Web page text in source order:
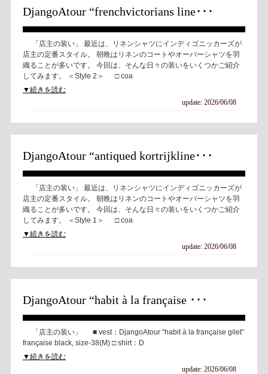
DjangoAtour “frenchvictorians line･･･
「店主の装い」 最近は、リネンシャツにインディゴニッカーズが
店主の定番スタイル。 朝晩はリネンのコートやオーバーシャツを羽
織ることが多いです。 今回は、そんな日々の装いをいくつかご紹介
してみます。 ＜Style 2＞ □ coa
▼続きを読む
update: 2026/06/08
DjangoAtour “antiqued kortrijkline･･･
「店主の装い」 最近は、リネンシャツにインディゴニッカーズが
店主の定番スタイル。 朝晩はリネンのコートやオーバーシャツを羽
織ることが多いです。 今回は、そんな日々の装いをいくつかご紹介
してみます。 ＜Style 1＞ □ coa
▼続きを読む
update: 2026/06/08
DjangoAtour “habit à la française ･･･
「店主の装い」 ■ vest：DjangoAtour “habit à la française gilet”
française black, size-38(M) □ shirt：D
▼続きを読む
update: 2026/06/08